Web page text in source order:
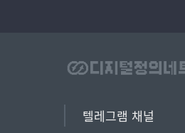
텔레그램 채널